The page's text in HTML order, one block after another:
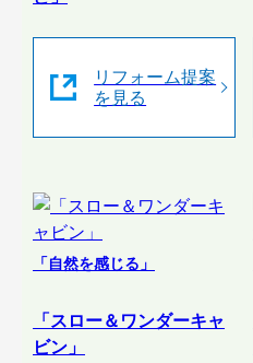
リフォーム提案
を見る
「自然を感じる」
「スロー＆ワンダーキャ
ビン」